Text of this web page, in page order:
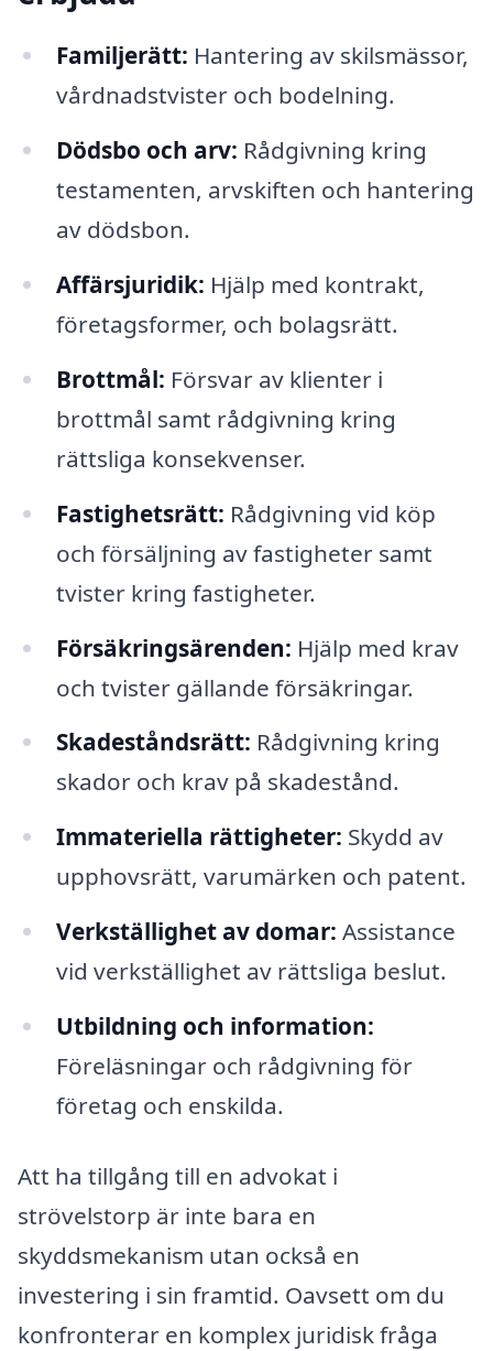
Familjerätt: Hantering av skilsmässor,
vårdnadstvister och bodelning.
Dödsbo och arv: Rådgivning kring
testamenten, arvskiften och hantering
av dödsbon.
Affärsjuridik: Hjälp med kontrakt,
företagsformer, och bolagsrätt.
Brottmål: Försvar av klienter i
brottmål samt rådgivning kring
rättsliga konsekvenser.
Fastighetsrätt: Rådgivning vid köp
och försäljning av fastigheter samt
tvister kring fastigheter.
Försäkringsärenden: Hjälp med krav
och tvister gällande försäkringar.
Skadeståndsrätt: Rådgivning kring
skador och krav på skadestånd.
Immateriella rättigheter: Skydd av
upphovsrätt, varumärken och patent.
Verkställighet av domar: Assistance
vid verkställighet av rättsliga beslut.
Utbildning och information:
Föreläsningar och rådgivning för
företag och enskilda.
Att ha tillgång till en advokat i
strövelstorp är inte bara en
skyddsmekanism utan också en
investering i sin framtid. Oavsett om du
konfronterar en komplex juridisk fråga